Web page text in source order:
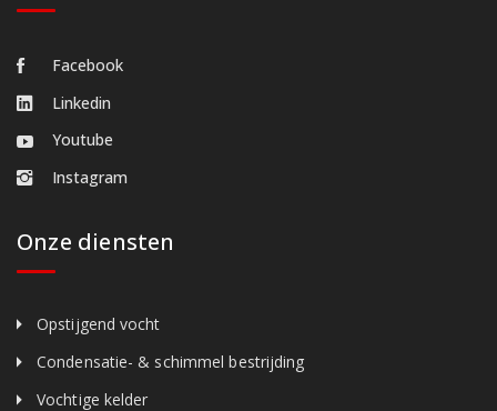
Facebook
Linkedin
Youtube
Instagram
Onze diensten
Opstijgend vocht
Condensatie- & schimmel bestrijding
Vochtige kelder